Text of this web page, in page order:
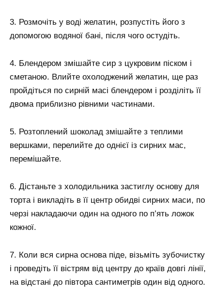
3. Розмочіть у воді желатин, розпустіть його з
допомогою водяної бані, після чого остудіть.
4. Блендером змішайте сир з цукровим піском і
сметаною. Влийте охолоджений желатин, ще раз
пройдіться по сирній масі блендером і розділіть її
двома приблизно рівними частинами.
5. Розтоплений шоколад змішайте з теплими
вершками, перелийте до однієї із сирних мас,
перемішайте.
6. Дістаньте з холодильника застиглу основу для
торта і викладіть в її центр обидві сирних маси, по
черзі накладаючи один на одного по п’ять ложок
кожної.
7. Коли вся сирна основа піде, візьміть зубочистку
і проведіть її вістрям від центру до країв довгі лінії,
на відстані до півтора сантиметрів один від одного.